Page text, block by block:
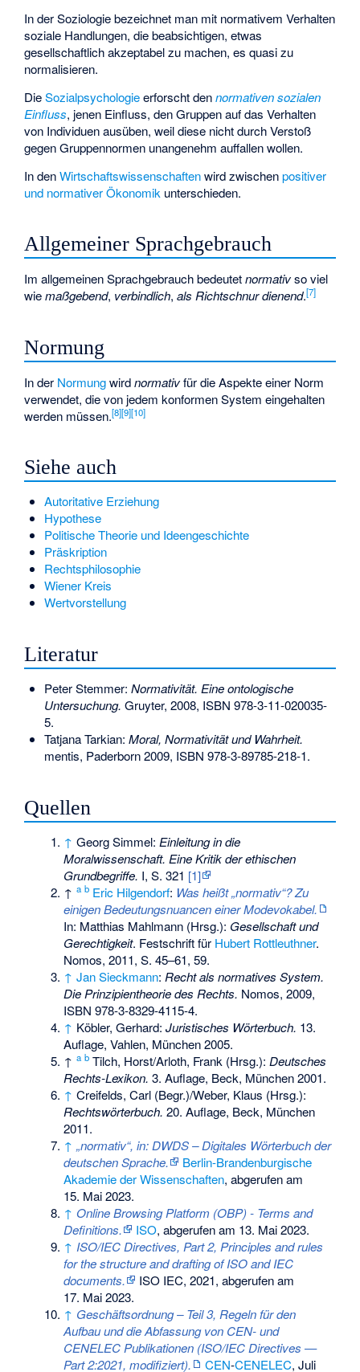
In der Soziologie bezeichnet man mit normativem Verhalten
soziale Handlungen, die beabsichtigen, etwas
gesellschaftlich akzeptabel zu machen, es quasi zu
normalisieren.
DieSozialpsychologieerforscht dennormativen sozialen
Einfluss, jenen Einfluss, den Gruppen auf das Verhalten
von Individuen ausüben, weil diese nicht durch Verstoß
gegen Gruppennormen unangenehm auffallen wollen.
In denWirtschaftswissenschaftenwird zwischenpositiver
und normativer Ökonomik unterschieden.
Allgemeiner Sprachgebrauch
Im allgemeinen Sprachgebrauch bedeutetnormativso viel
wiemaßgebend, verbindlich,als Richtschnur dienend.[7]
Normung
In der Normungwirdnormativfür die Aspekte einer Norm
verwendet, die von jedem konformen System eingehalten
werden müssen.[8][9][10]
Siehe auch
Autoritative Erziehung
Hypothese
Politische Theorie und Ideengeschichte
Präskription
Rechtsphilosophie
Wiener Kreis
Wertvorstellung
Literatur
Peter Stemmer: Normativität. Eine ontologische
Untersuchung. Gruyter, 2008, ISBN 978-3-11-020035-
5.
Tatjana Tarkian: Moral, Normativität und Wahrheit.
mentis, Paderborn 2009, ISBN 978-3-89785-218-1.
Quellen
↑ Georg Simmel: Einleitung in die
Moralwissenschaft. Eine Kritik der ethischen
Grundbegriffe. I, S. 321 [1]
↑a b Eric Hilgendorf: Was heißt „normativ“? Zu
einigen Bedeutungsnuancen einer Modevokabel.
In: Matthias Mahlmann (Hrsg.): Gesellschaft und
Gerechtigkeit. Festschrift für Hubert Rottleuthner.
Nomos, 2011, S. 45–61, 59.
↑ Jan Sieckmann: Recht als normatives System.
Die Prinzipientheorie des Rechts. Nomos, 2009,
ISBN 978-3-8329-4115-4.
↑ Köbler, Gerhard:Juristisches Wörterbuch. 13.
Auflage, Vahlen, München 2005.
↑a b Tilch, Horst/Arloth, Frank (Hrsg.):Deutsches
Rechts-Lexikon. 3. Auflage, Beck, München 2001.
↑ Creifelds, Carl (Begr.)/Weber, Klaus (Hrsg.):
Rechtswörterbuch. 20. Auflage, Beck, München
2011.
↑ „normativ“, in: DWDS – Digitales Wörterbuch der
deutschen Sprache.
Berlin-Brandenburgische
Akademie der Wissenschaften, abgerufen am
15. Mai 2023.
↑ Online Browsing Platform (OBP) - Terms and
Definitions.
ISO, abgerufen am 13. Mai 2023.
↑ ISO/IEC Directives, Part 2, Principles and rules
for the structure and drafting of ISO and IEC
documents.
ISO IEC, 2021, abgerufen am
17. Mai 2023.
↑ Geschäftsordnung – Teil 3, Regeln für den
Aufbau und die Abfassung von CEN- und
CENELEC Publikationen (ISO/IEC Directives —
Part 2:2021, modifiziert).
CEN-CENELEC, Juli